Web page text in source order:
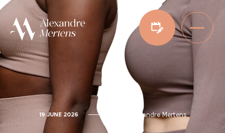
19 JUNE 2026 Dr. Alexandre Mertens